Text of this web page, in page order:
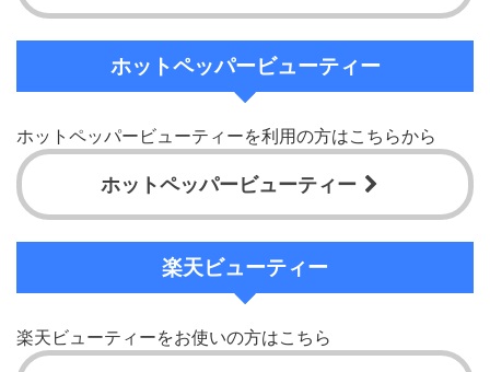
ホットペッパービューティー
ホットペッパービューティーを利用の方はこちらから
ホットペッパービューティー
楽天ビューティー
楽天ビューティーをお使いの方はこちら